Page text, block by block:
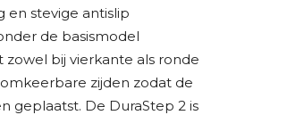
en stevige antislip
de basismodel
zowel bij vierkante als ronde
zijden zodat de
geplaatst. De DuraStep 2 is